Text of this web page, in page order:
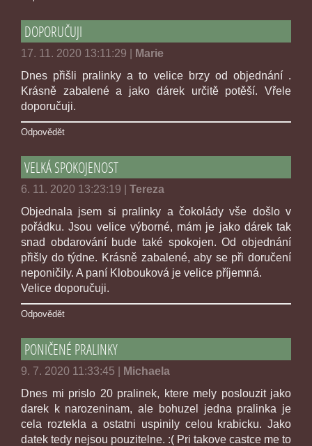
DOPORUČUJI
17. 11. 2020 13:11:29
Marie
Dnes přišli pralinky a to velice brzy od objednání .
Krásně zabalené a jako dárek určitě potěší. Vřele
doporučuji.
Odpovědět
VELKÁ SPOKOJENOST
6. 11. 2020 13:23:19
Tereza
Objednala jsem si pralinky a čokolády vše došlo v
pořádku. Jsou velice výborné, mám je jako dárek tak
snad obdarování bude také spokojen. Od objednání
přišly do týdne. Krásně zabalené, aby se při doručení
neponičily. A paní Klobouková je velice příjemná.
Velice doporučuji.
Odpovědět
PONIČENÉ PRALINKY
9. 7. 2020 11:33:45
Michaela
Dnes mi prislo 20 pralinek, ktere mely poslouzit jako
darek k narozeninam, ale bohuzel jedna pralinka je
cela roztekla a ostatni uspinily celou krabicku. Jako
datek tedy nejsou pouzitelne. :( Pri takove castce me to